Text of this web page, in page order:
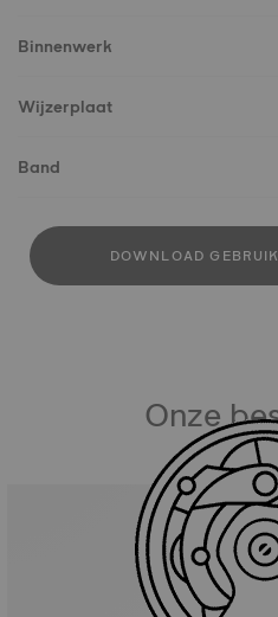
Binnenwerk
Wijzerplaat
Band
DOWNLOAD
Onze